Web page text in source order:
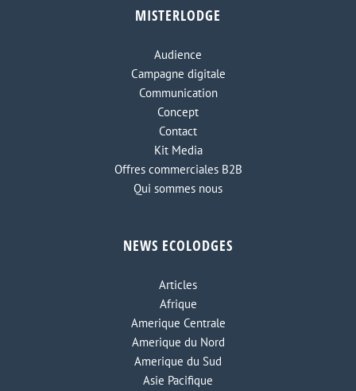
MISTERLODGE
Audience
Campagne digitale
Communication
Concept
Contact
Kit Media
Offres commerciales B2B
Qui sommes nous
NEWS ECOLODGES
Articles
Afrique
Amerique Centrale
Amerique du Nord
Amerique du Sud
Asie Pacifique